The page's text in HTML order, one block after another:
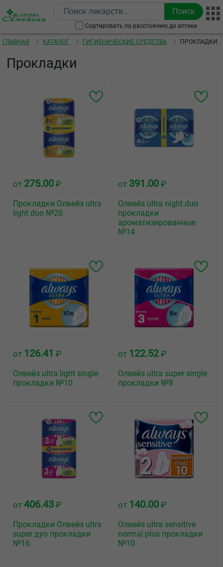
Сортировать по расстоянию до аптеки
Строка навигации
ГЛАВНАЯ КАТАЛОГ ГИГИЕНИЧЕСКИЕ СРЕДСТВА ПРОКЛАДКИ
Прокладки
от 275.00 ₽
Прокладки Олвейз ultra
light duo №20
от 391.00 ₽
Олвейз ultra night duo
прокладки
ароматизированные
№14
от 126.41 ₽
Олвейз ultra light single
прокладки №10
от 122.52₽
Олвейз ultra super single
прокладки №8
от 406.43 ₽
Прокладки Олвейз ultra
super дуо прокладки
№16
от 140.00 ₽
Олвейз ultra sensitive
normal plus прокладки
№10